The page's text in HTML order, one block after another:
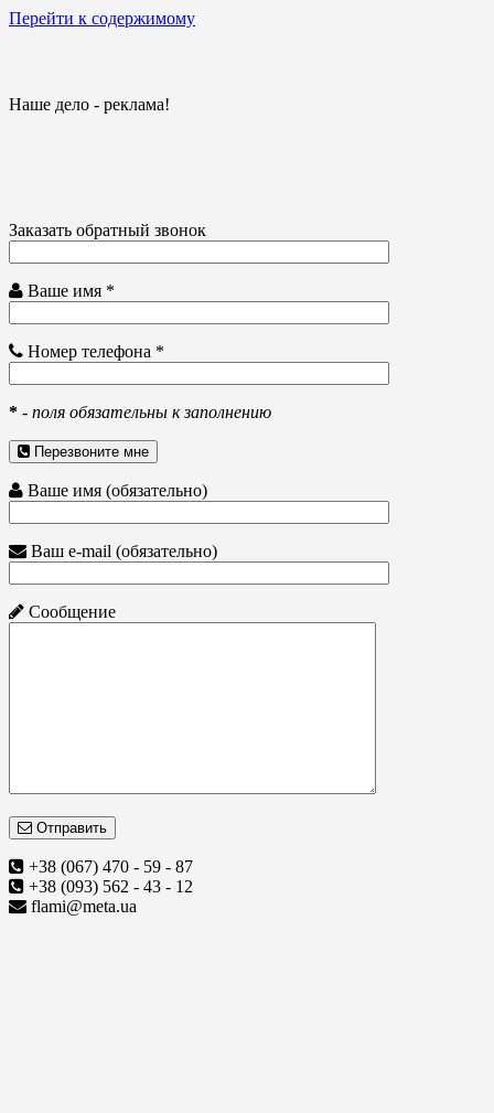
Перейти к содержимому
Наше дело - реклама!
Заказать обратный звонок
Ваше имя *
Номер телефона *
* - поля обязательны к заполнению
Перезвоните мне
Ваше имя (обязательно)
Ваш e-mail (обязательно)
Сообщение
Отправить
+38 (067) 470 - 59 - 87
+38 (093) 562 - 43 - 12
flami@meta.ua